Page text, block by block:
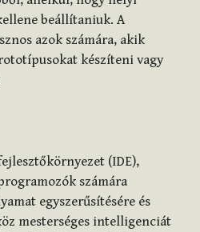
beállítaniuk. A
azok számára, akik
készíteni vagy
(IDE),
számára
egyszerűsítésére és
mesterséges intelligenciát